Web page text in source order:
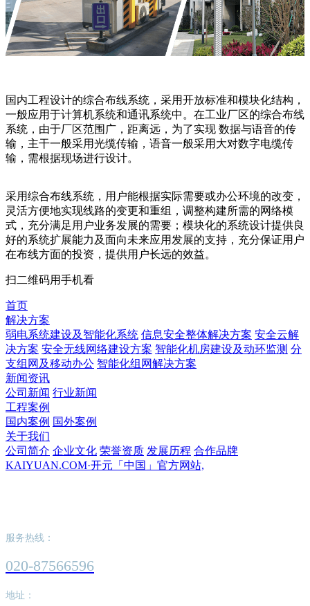
国内工程设计的综合布线系统，采用开放标准和模块化结构，
一般应用于计算机系统和通讯系统中。在工业厂区的综合布线
系统，由于厂区范围广，距离远，为了实现 数据与语音的传
输，主干一般采用光缆传输，语音一般采用大对数字电缆传
输，需根据现场进行设计。
采用综合布线系统，用户能根据实际需要或办公环境的改变，
灵活方便地实现线路的变更和重组，调整构建所需的网络模
式，充分满足用户业务发展的需要；模块化的系统设计提供良
好的系统扩展能力及面向未来应用发展的支持，充分保证用户
在布线方面的投资，提供用户长远的效益。
扫二维码用手机看
首页
解决方案
弱电系统建设及智能化系统 信息安全整体解决方案 安全云解
决方案 安全无线网络建设方案 智能化机房建设及动环监测 分
支组网及移动办公 智能化组网解决方案
新闻资讯
公司新闻 行业新闻
工程案例
国内案例 国外案例
关于我们
公司简介 企业文化 荣誉资质 发展历程 合作品牌
KAIYUAN.COM·开元「中国」官方网站,
服务热线：
020-87566596
地址：